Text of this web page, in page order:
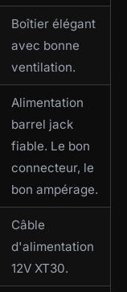
Boîtier élégant
avec bonne
ventilation.
Alimentation
barrel jack
fiable. Le bon
connecteur, le
bon ampérage.
Câble
d'alimentation
12V XT30.